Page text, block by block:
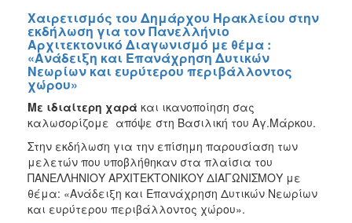
Χαιρετισμός του Δημάρχου Ηρακλείου στην
εκδήλωση για τον Πανελλήνιο
Αρχιτεκτονικό Διαγωνισμό με θέμα :
«Ανάδειξη και Επανάχρηση Δυτικών
Νεωρίων και ευρύτερου περιβάλλοντος
χώρου»
Με ιδιαίτερη χαρά και ικανοποίηση σας
καλωσορίζομε απόψε στη Βασιλική του Αγ.Μάρκου.
Στην εκδήλωση για την επίσημη παρουσίαση των
μελετών που υποβλήθηκαν στα πλαίσια του
ΠΑΝΕΛΛΗΝΙΟΥ ΑΡΧΙΤΕΚΤΟΝΙΚΟΥ ΔΙΑΓΩΝΙΣΜΟΥ με
θέμα: «Ανάδειξη και Επανάχρηση Δυτικών Νεωρίων
και ευρύτερου περιβάλλοντος χώρου».